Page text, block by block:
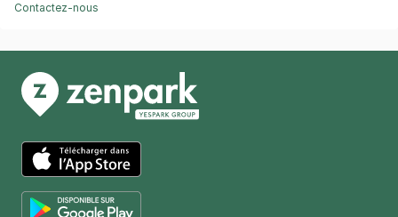
Contactez-nous
App Store